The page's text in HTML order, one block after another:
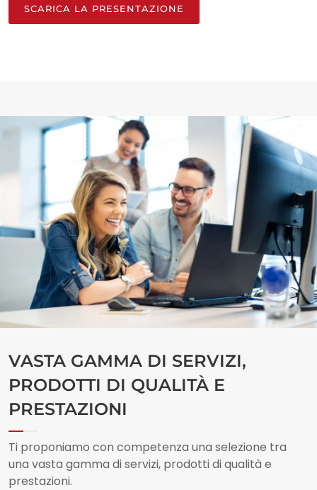
SCARICA LA PRESENTAZIONE
VASTA GAMMA DI SERVIZI,
PRODOTTI DI QUALITÀ E
PRESTAZIONI
Ti proponiamo con competenza una selezione tra
una vasta gamma di servizi, prodotti di qualità e
prestazioni.